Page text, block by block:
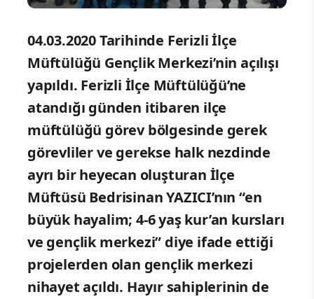
04.03.2020 Tarihinde Ferizli İlçe
Müftülüğü Gençlik Merkezi’nin açılışı
yapıldı. Ferizli İlçe Müftülüğü’ne
atandığı günden itibaren ilçe
müftülüğü görev bölgesinde gerek
görevliler ve gerekse halk nezdinde
ayrı bir heyecan oluşturan İlçe
Müftüsü Bedrisinan YAZICI’nın “en
büyük hayalim; 4-6 yaş kur’an kursları
ve gençlik merkezi” diye ifade ettiği
projelerden olan gençlik merkezi
nihayet açıldı. Hayır sahiplerinin de